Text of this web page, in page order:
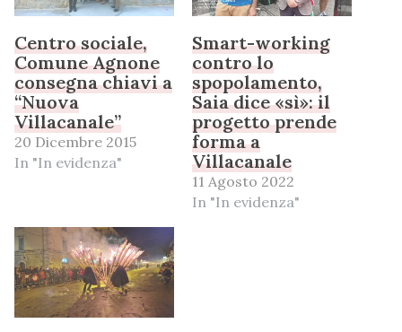
Centro sociale,
Comune Agnone
consegna chiavi a
“Nuova
Villacanale”
20 Dicembre 2015
In "In evidenza"
Smart-working
contro lo
spopolamento,
Saia dice «sì»: il
progetto prende
forma a
Villacanale
11 Agosto 2022
In "In evidenza"